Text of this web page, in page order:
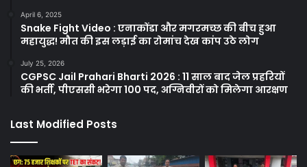
April 6, 2025
Snake Fight Video : एनाकोंडा और मगरमच्छ की बीच हुआ
महायुद्ध! मौत की इस लड़ाई का रोमांच देख कांप उठे लोग
July 25, 2026
CGPSC Jail Prahari Bharti 2026 : 11 साल बाद जेल प्रहरियों
की भर्ती, पीएससी भरेगा 100 पद, अग्निवीरों को मिलेगा आरक्षण
Last Modified Posts